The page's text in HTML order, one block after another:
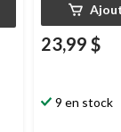
23,99 $
9 en stock